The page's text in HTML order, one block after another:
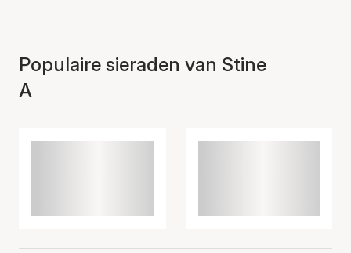
Populaire sieraden van Stine
A